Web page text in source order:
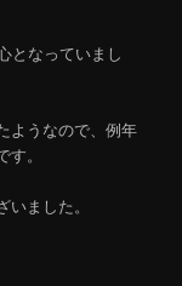
となっていまし
ようなので、例年
。
ました。